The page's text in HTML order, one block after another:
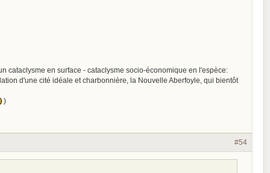
cataclysme en surface - cataclysme socio-économique en l'espèce:
d'une cité idéale et charbonnière, la Nouvelle Aberfoyle, qui bientôt
)
#54